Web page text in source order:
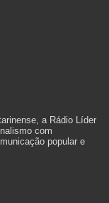
a Rádio Líder
com
popular e